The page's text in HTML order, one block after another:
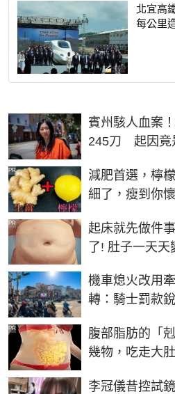
北宜高
每公里
賓州駭人血案
245刀 起因竟
減肥首選，檸
細了，瘦到你
PR
起床就先做件
了! 肚子一天天
PR
機車熄火改用
轉：騎士罰款
腹部脂肪的「
幾物，吃走大
PR
李冠儀昔控試